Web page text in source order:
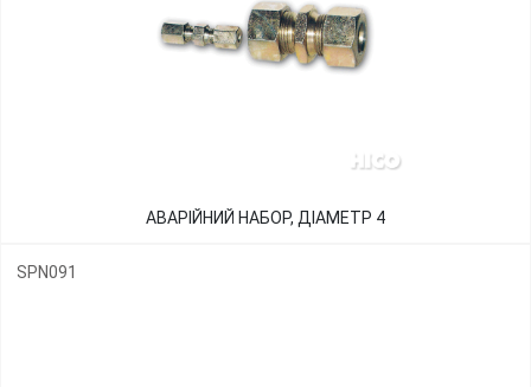
АВАРІЙНИЙ НАБОР, ДІАМЕТР 4
SPN091